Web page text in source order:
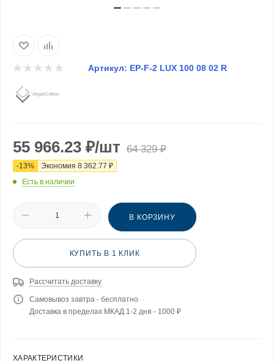
Артикул: EP-F-2 LUX 100 08 02 R
55 966.23 ₽/шт 64 329₽
-13% Экономия 8 362.77 ₽
Есть в наличии
В КОРЗИНУ
КУПИТЬ В 1 КЛИК
Рассчитать доставку
Самовывоз завтра - бесплатно
Доставка в пределах МКАД 1-2 дня - 1000 ₽
ХАРАКТЕРИСТИКИ